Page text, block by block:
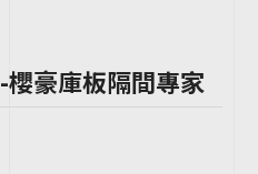
櫻豪庫板隔間專家